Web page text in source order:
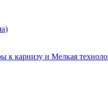
к карнизу и Мелкая